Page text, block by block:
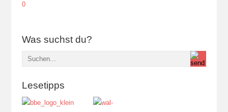
Was suchst du?
Lesetipps